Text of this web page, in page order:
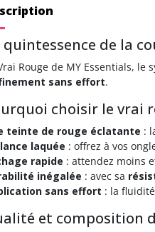
quintessence de la
Rouge de MY Essentials,
sans effort.
choisir le vrai
teinte de rouge éclatante :
laquée : offrez à vos
rapide : attendez moins
inégalée : avec sa
sans effort : la
et composition